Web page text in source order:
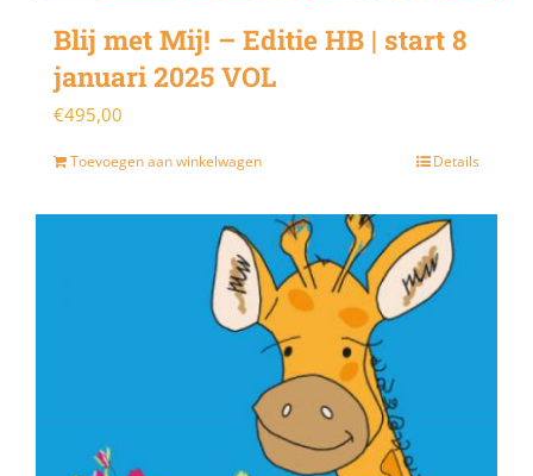
Blij met Mij! – Editie HB | start 8
januari 2025 VOL
€495,00
Toevoegen aan winkelwagen Details